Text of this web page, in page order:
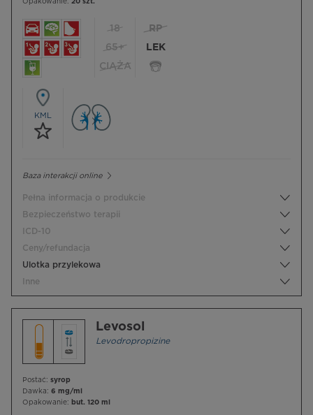
Opakowanie: 20 szt.
18
65+
CIĄŻA
RP
LEK
KML
Baza interakcji online
Pełna informacja o produkcie
Bezpieczeństwo terapii
ICD-10
Ceny/refundacja
Ulotka przylekowa
Inne
Levosol
Levodropropizine
Postać: syrop
Dawka: 6 mg/ml
Opakowanie: but. 120 ml